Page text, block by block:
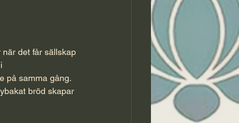
det får sällskap
på samma gång.
bröd skapar